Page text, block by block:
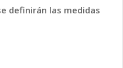
definirán las medidas